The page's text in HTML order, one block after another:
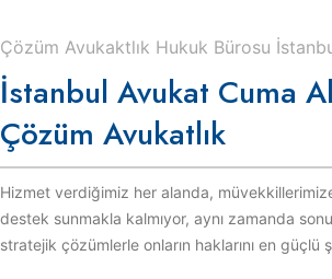
Çözüm Avukaktlık Hukuk Bürosu
İstanbul Avukat Cuma
Çözüm Avukatlık
Hizmet verdiğimiz her alanda,
destek sunmakla kalmıyor, aynı zamanda
stratejik çözümlerle onların haklarını en güçlü